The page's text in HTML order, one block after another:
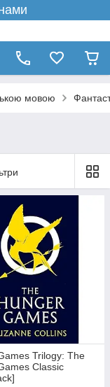
мовою
Trilogy: The
Classic